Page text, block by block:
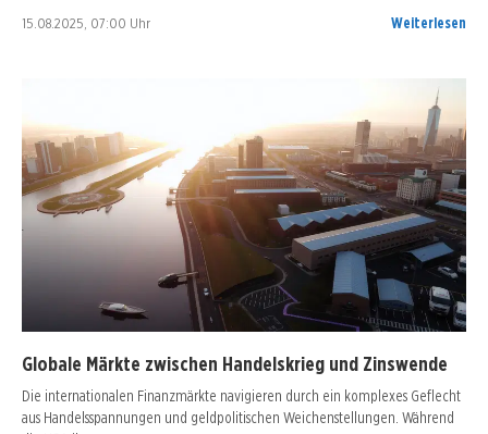
15.08.2025, 07:00 Uhr Weiterlesen
Globale Märkte zwischen Handelskrieg und Zinswende
Die internationalen Finanzmärkte navigieren durch ein komplexes Geflecht
aus Handelsspannungen und geldpolitischen Weichenstellungen. Während